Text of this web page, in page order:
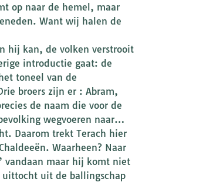
op naar de hemel, maar
Want wij halen de
hij kan, de volken verstrooit
introductie gaat: de
toneel van de
broers zijn er : Abram,
de naam die voor de
wegvoeren naar…
Daarom trekt Terach hier
Waarheen? Naar
vandaan maar hij komt niet
uittocht uit de ballingschap